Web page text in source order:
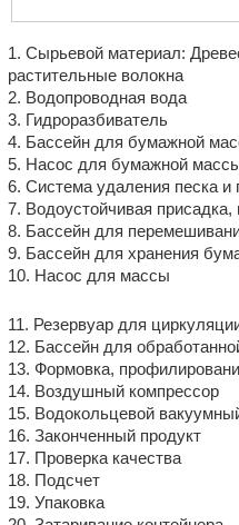
1. Сырьевой материал:
растительные волокна
2. Водопроводная вода
3. Гидроразбиватель
4. Бассейн для бумажной
5. Насос для бумажной
6. Система удаления песка и
7. Водоустойчивая
8. Бассейн для
9. Бассейн для хранения
10. Насос для массы
11. Резервуар для
12. Бассейн для
13. Формовка,
14. Воздушный компрессор
15. Водокольцевой
16. Законченный продукт
17. Проверка качества
18. Подсчет
19. Упаковка